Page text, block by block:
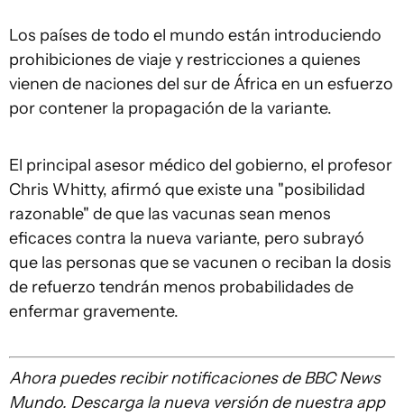
Los países de todo el mundo están introduciendo
prohibiciones de viaje y restricciones a quienes
vienen de naciones del sur de África en un esfuerzo
por contener la propagación de la variante.
El principal asesor médico del gobierno, el profesor
Chris Whitty, afirmó que existe una "posibilidad
razonable" de que las vacunas sean menos
eficaces contra la nueva variante, pero subrayó
que las personas que se vacunen o reciban la dosis
de refuerzo tendrán menos probabilidades de
enfermar gravemente.
Ahora puedes recibir notificaciones de BBC News
Mundo. Descarga la nueva versión de nuestra app